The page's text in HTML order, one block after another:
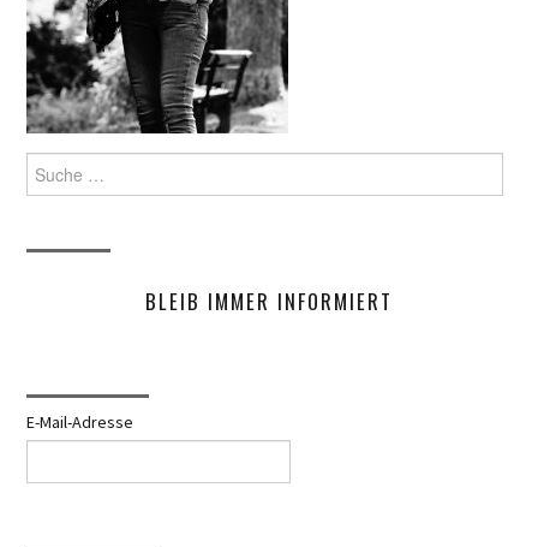
Suche
nach:
BLEIB IMMER INFORMIERT
E-Mail-Adresse